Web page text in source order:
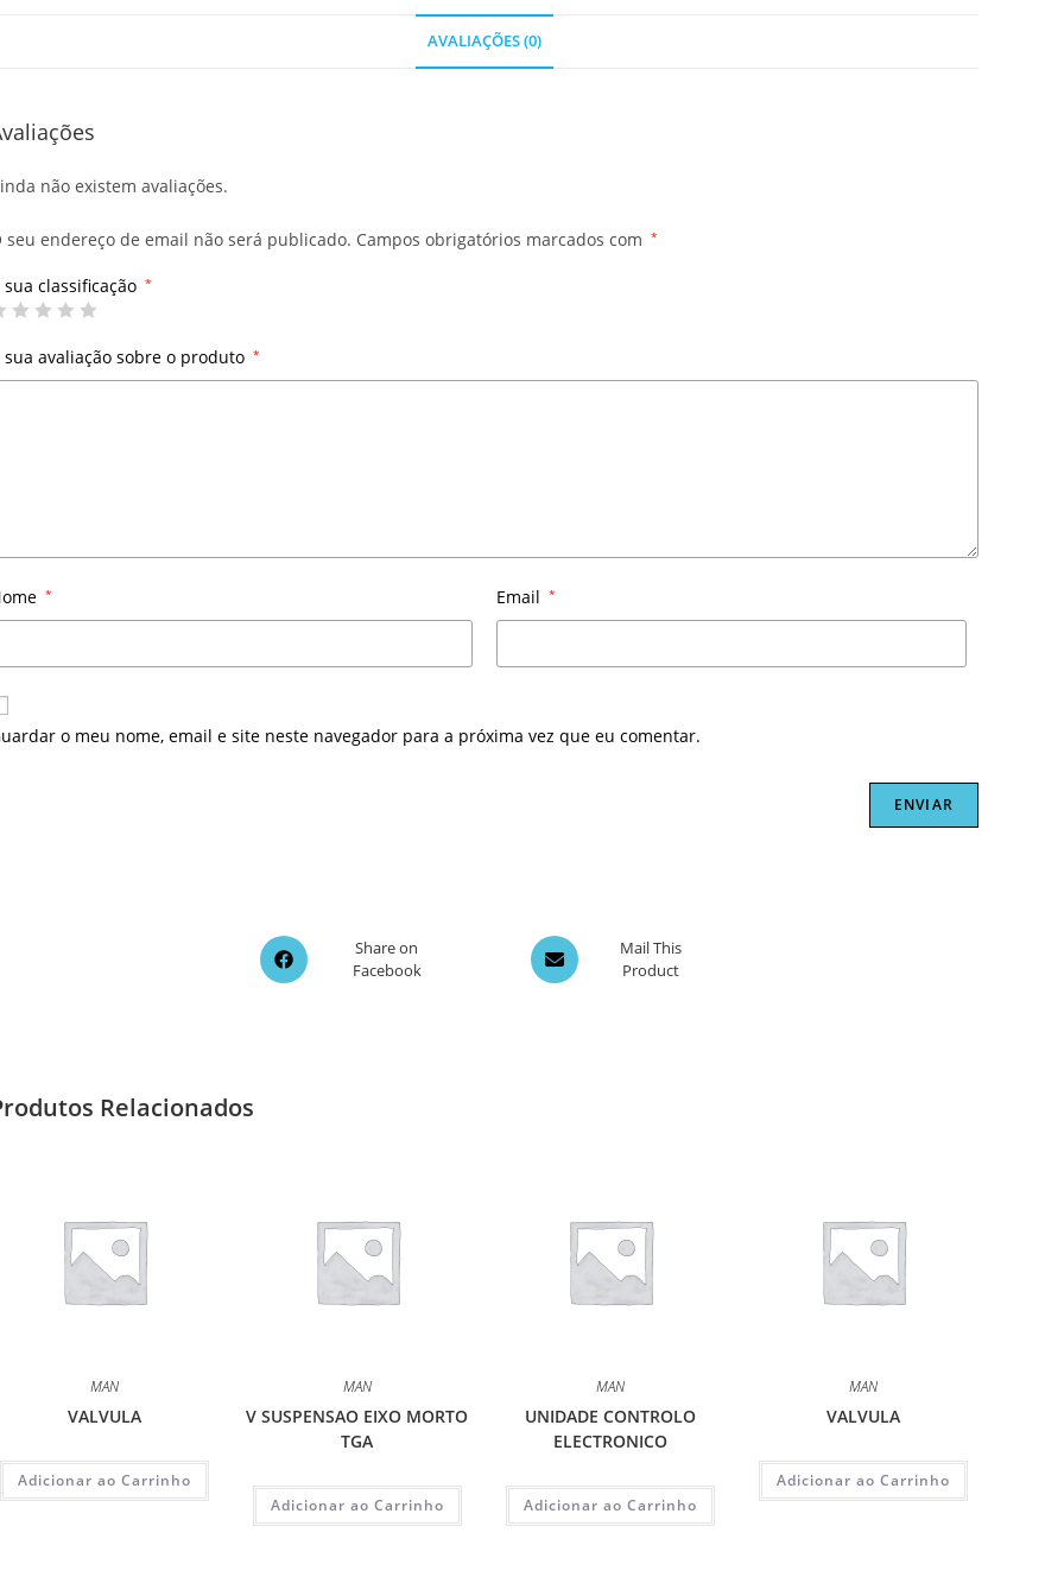
AVALIAÇÕES (0)
não existem avaliações.
seu endereço de email não será publicado. Campos obrigatórios marcados com *
sua classificação *
sua avaliação sobre o produto *
* Email *
o meu nome, email e site neste navegador para a próxima vez que eu comentar.
Opens
in
Share on
Facebook
Opens
in
Mail This
Product
Relacionados
MAN
VALVULA
Adicionar ao Carrinho
MAN
V SUSPENSAO EIXO MORTO
TGA
Adicionar ao Carrinho
MAN
UNIDADE CONTROLO
ELECTRONICO
Adicionar ao Carrinho
MAN
VALVULA
Adicionar ao Carrinho